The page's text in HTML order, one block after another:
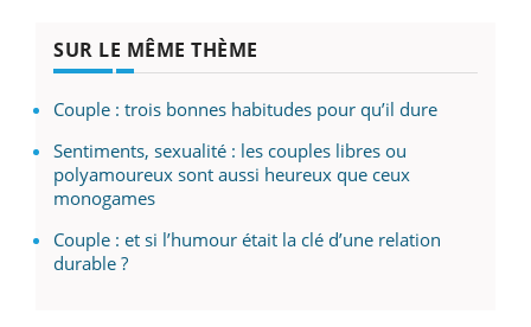
SUR LE MÊME THÈME
Couple : trois bonnes habitudes pour qu’il dure
Sentiments, sexualité : les couples libres ou
polyamoureux sont aussi heureux que ceux
monogames
Couple : et si l’humour était la clé d’une relation
durable ?